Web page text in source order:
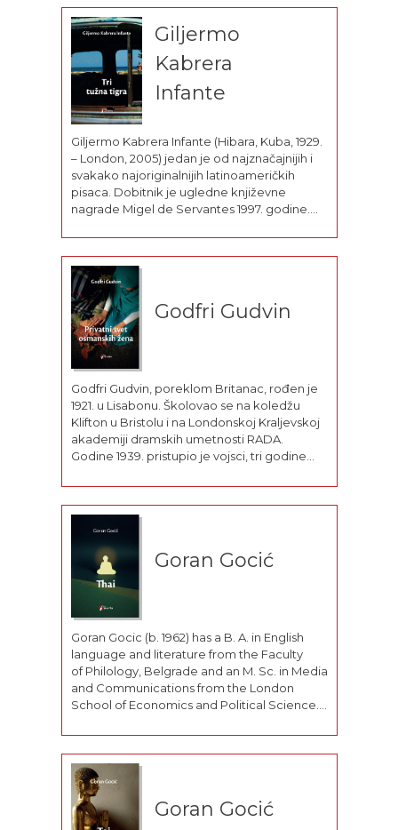
publikacija za kulturu Indiskreto (L’indiscreto)
stavila je taj roman na prvo mesto najboljih
knjiga prevedenih...Giljermo
Kabrera
Infante
Giljermo Kabrera Infante (Hibara, Kuba, 1929.
– London, 2005) jedan je od najznačajnijih i
svakako najoriginalnijih latinoameričkih
pisaca. Dobitnik je ugledne književne
nagrade Migel de Servantes 1997. godine.
književnost i film. Studira novinarstvo u
Havani, piše filmsku kritiku u
časopisu Karletes. Godine 1951. osniva...
Godfri Gudvin
Godfri Gudvin, poreklom Britanac, rođen je
1921. u Lisabonu. Školovao se na koledžu
Klifton u Bristolu i na Londonskoj Kraljevskoj
akademiji dramskih umetnosti RADA.
Godine 1939. pristupio je vojsci, tri godine
u Rimu. U narednim godinama radio je kao
predavač...
Goran Gocić
Goran Gocic (b. 1962) has a B. A. in English
language and literature from the Faculty
of Philology, Belgrade and an M. Sc. in Media
and Communications from the London
School of Economics and Political Science.
editor, translator and filmmaker for thirty-
odd media outlets - Borba, Politika, Dnevni...
Goran Gocić